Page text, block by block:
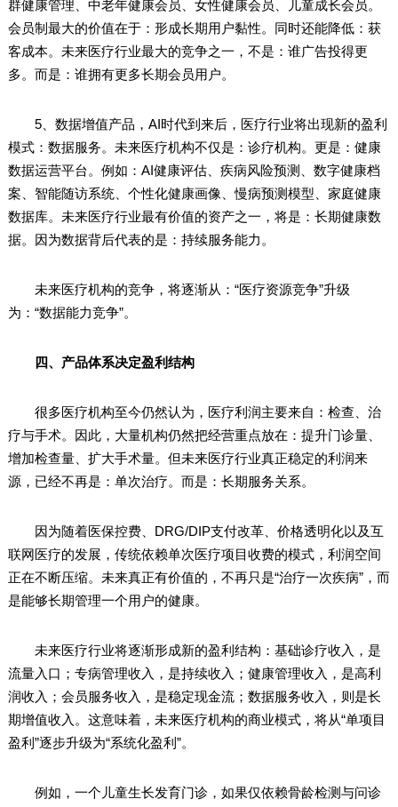
群健康管理、中老年健康会员、女性健康会员、儿童成长会员。
会员制最大的价值在于：形成长期用户黏性。同时还能降低：获
客成本。未来医疗行业最大的竞争之一，不是：谁广告投得更
多。而是：谁拥有更多长期会员用户。
5、数据增值产品，AI时代到来后，医疗行业将出现新的盈利
模式：数据服务。未来医疗机构不仅是：诊疗机构。更是：健康
数据运营平台。例如：AI健康评估、疾病风险预测、数字健康档
案、智能随访系统、个性化健康画像、慢病预测模型、家庭健康
数据库。未来医疗行业最有价值的资产之一，将是：长期健康数
据。因为数据背后代表的是：持续服务能力。
未来医疗机构的竞争，将逐渐从：“医疗资源竞争”升级
为：“数据能力竞争”。
四、产品体系决定盈利结构
很多医疗机构至今仍然认为，医疗利润主要来自：检查、治
疗与手术。因此，大量机构仍然把经营重点放在：提升门诊量、
增加检查量、扩大手术量。但未来医疗行业真正稳定的利润来
源，已经不再是：单次治疗。而是：长期服务关系。
因为随着医保控费、DRG/DIP支付改革、价格透明化以及互
联网医疗的发展，传统依赖单次医疗项目收费的模式，利润空间
正在不断压缩。未来真正有价值的，不再只是“治疗一次疾病”，而
是能够长期管理一个用户的健康。
未来医疗行业将逐渐形成新的盈利结构：基础诊疗收入，是
流量入口；专病管理收入，是持续收入；健康管理收入，是高利
润收入；会员服务收入，是稳定现金流；数据服务收入，则是长
期增值收入。这意味着，未来医疗机构的商业模式，将从“单项目
盈利”逐步升级为“系统化盈利”。
例如，一个儿童生长发育门诊，如果仅依赖骨龄检测与问诊